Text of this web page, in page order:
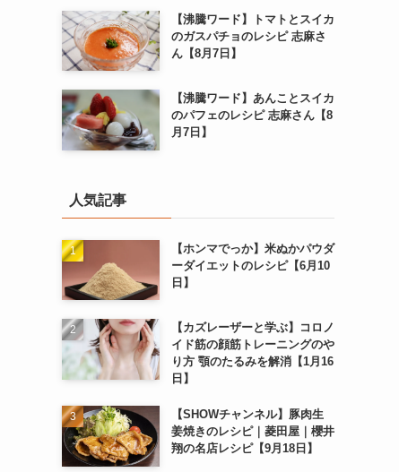
【沸騰ワード】トマトとスイカ
のガスパチョのレシピ 志麻さ
ん【8月7日】
【沸騰ワード】あんことスイカ
のパフェのレシピ 志麻さん【8
月7日】
人気記事
【ホンマでっか】米ぬかパウダ
ーダイエットのレシピ【6月10
日】
【カズレーザーと学ぶ】コロノ
イド筋の顔筋トレーニングのや
り方 顎のたるみを解消【1月16
日】
【SHOWチャンネル】豚肉生
姜焼きのレシピ｜菱田屋｜櫻井
翔の名店レシピ【9月18日】